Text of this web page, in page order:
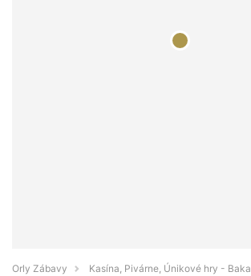
Orly Zábavy
Kasína, Pivárne, Únikové hry - Baka